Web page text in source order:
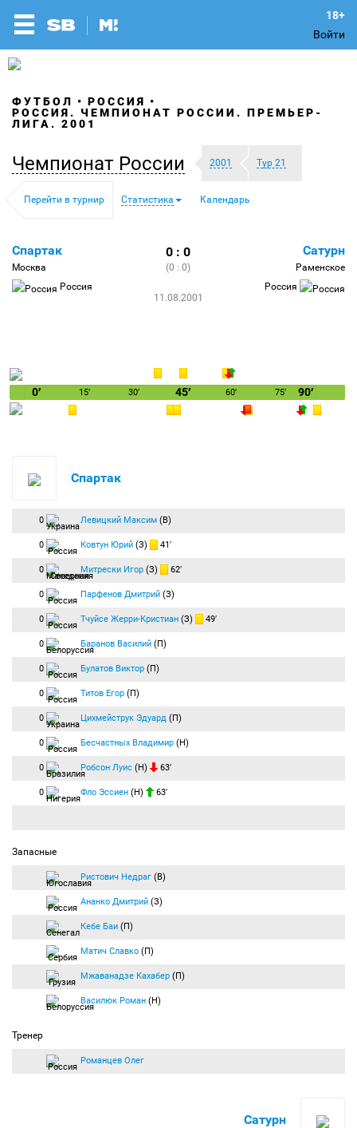
Войти
ФУТБОЛ
РОССИЯ
РОССИЯ. ЧЕМПИОНАТ РОССИИ. ПРЕМЬЕР-
ЛИГА. 2001
Чемпионат России 2001 Тур 21
Перейти в турнир Статистика Календарь
Спартак
Москва
Россия
0 : 0
(0 : 0)
11.08.2001
Сатурн
Раменское
Россия
0′ 15′ 30′ 45′ 60′ 75′ 90′
Спартак
0 Левицкий Максим (В)
0 Ковтун Юрий (З) 41′
0 Митрески Игор (З) 62′
0 Парфенов Дмитрий (З)
0 Тчуйсе Жерри-Кристиан (З) 49′
0 Баранов Василий (П)
0 Булатов Виктор (П)
0 Титов Егор (П)
0 Цихмейструк Эдуард (П)
0 Бесчастных Владимир (Н)
0 Робсон Луис (Н) 63′
0 Фло Эссиен (Н) 63′
Запасные
Ристович Недраг (В)
Ананко Дмитрий (З)
Кебе Баи (П)
Матич Славко (П)
Мжаванадзе Кахабер (П)
Василюк Роман (Н)
Тренер
Романцев Олег
Сатурн